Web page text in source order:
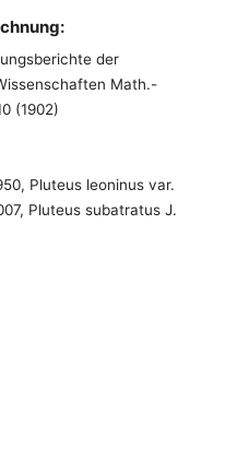
der
Math.-
(1902)
Pluteus leoninus var.
Pluteus subatratus J.